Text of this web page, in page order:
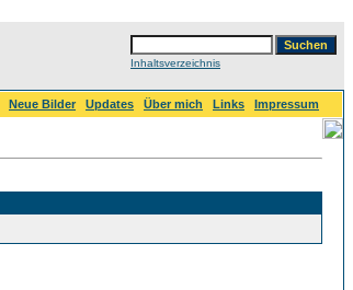
Inhaltsverzeichnis
Neue Bilder Updates Über mich Links
Impressum